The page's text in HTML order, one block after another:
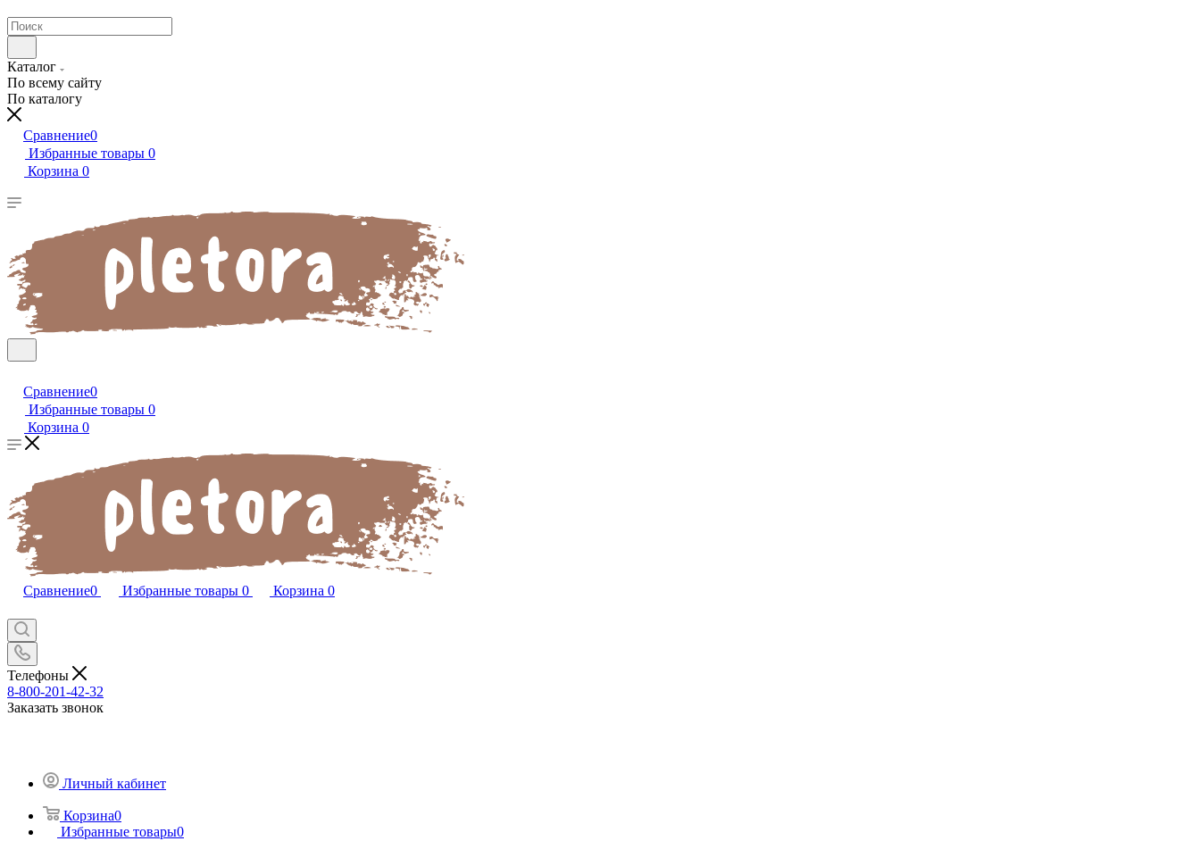
Каталог
По всему сайту
По каталогу
Сравнение0
Избранные товары 0
Корзина 0
Сравнение0
Избранные товары 0
Корзина 0
Сравнение0 Избранные товары 0 Корзина 0
Телефоны
8-800-201-42-32
Заказать звонок
Личный кабинет
Корзина0
Избранные товары0